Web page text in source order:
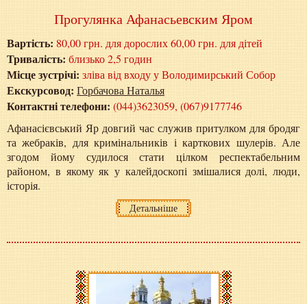
Прогулянка Афанасьевским Яром
Вартість: 80,00 грн. для дорослих 60,00 грн. для дітей
Тривалість: близько 2,5 годин
Місце зустрічі: зліва від входу у Володимирський Собор
Екскурсовод: Горбачова Наталья
Контактні телефони: (044)3623059, (067)9177746
Афанасієвський Яр довгий час служив притулком для бродяг
та жебраків, для кримінальників і карткових шулерів. Але
згодом йому судилося стати цілком респектабельним
районом, в якому як у калейдоскопі змішалися долі, люди,
історія.
Детальніше